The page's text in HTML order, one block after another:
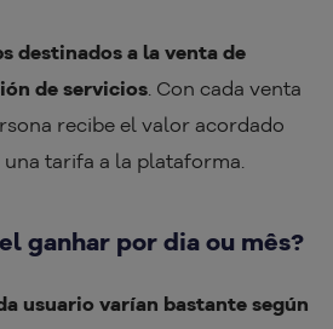
destinados a la venta de
de servicios . Con cada venta
recibe el valor acordado
tarifa a la plataforma.
ganhar por dia ou mês?
usuario varían bastante según